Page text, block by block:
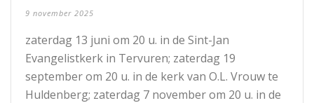
9 november 2025
zaterdag 13 juni om 20 u. in de Sint-Jan
Evangelistkerk in Tervuren; zaterdag 19
september om 20 u. in de kerk van O.L. Vrouw te
Huldenberg; zaterdag 7 november om 20 u. in de